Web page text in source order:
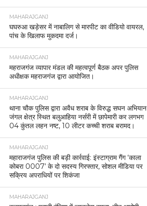
MAHARAJGANJ
घघरुआ खड़ेसर में नाबालिग से मारपीट का वीडियो वायरल,
पांच के खिलाफ मुकदमा दर्ज।
MAHARAJGANJ
महराजगंज व्यापार मंडल की महत्वपूर्ण बैठक अपर पुलिस
अधीक्षक महराजगंज द्वारा आयोजित।
MAHARAJGANJ
थाना चौक पुलिस द्वारा अवैध शराब के विरुद्ध सघन अभियान
जंगल क्षेत्र स्थित बलुआहिया नर्सरी में छापेमारी कर लगभग
04 कुंतल लहन नष्ट, 10 लीटर कच्ची शराब बरामद।
MAHARAJGANJ
महाराजगंज पुलिस की बड़ी कार्रवाई: इंस्टाग्राम गैंग ‘काला
कोबरा 0007’ के दो सदस्य गिरफ्तार, सोशल मीडिया पर
सक्रिय अपराधियों पर शिकंजा
MAHARAJGANJ